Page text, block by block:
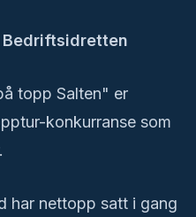
Bedriftsidretten
topp Salten" er
konkurranse som
har nettopp satt i gang